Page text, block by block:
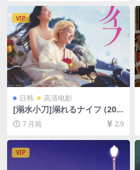
字幕]【视频文件+防和谐压缩
包（含解压密码）】
VIP
日韩 高清电影
[溺水小刀]溺れるナイフ (201
6)[百度网盘+夸克网盘1080P
超清未删减资源][网盘在线播
放/下载][MP4/8GB][中文字
幕]
7 月前 2.9
VIP